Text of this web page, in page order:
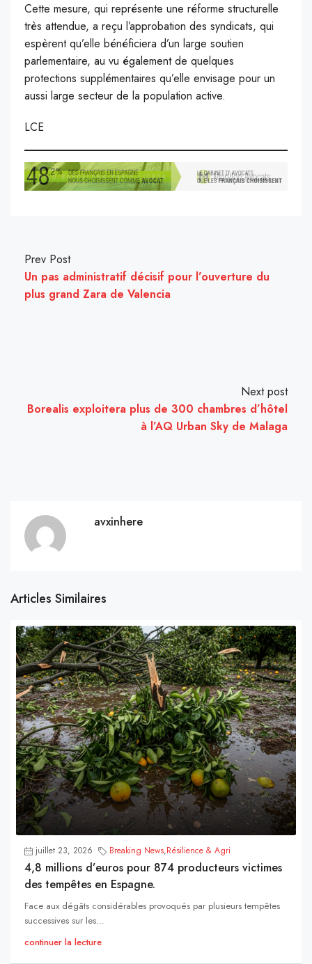
Cette mesure, qui représente une réforme structurelle
très attendue, a reçu l’approbation des syndicats, qui
espèrent qu’elle bénéficiera d’un large soutien
parlementaire, au vu également de quelques
protections supplémentaires qu’elle envisage pour un
aussi large secteur de la population active.
LCE
Prev Post
Un pas administratif décisif pour l’ouverture du
plus grand Zara de Valencia
Next post
Borealis exploitera plus de 300 chambres d’hôtel
à l’AQ Urban Sky de Malaga
avxinhere
Articles Similaires
juillet 23, 2026 Breaking News,Résilience & Agri
4,8 millions d’euros pour 874 producteurs victimes
des tempêtes en Espagne.
Face aux dégâts considérables provoqués par plusieurs tempêtes
successives sur les...
continuer la lecture